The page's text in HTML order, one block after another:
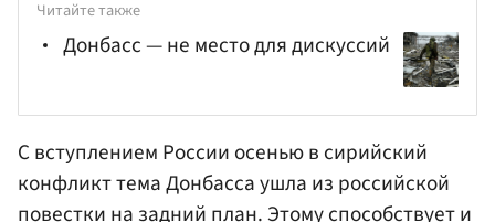
Читайте также
Донбасс — не место для дискуссий
С вступлением России осенью в сирийский
конфликт тема Донбасса ушла из российской
повестки на задний план. Этому способствует и